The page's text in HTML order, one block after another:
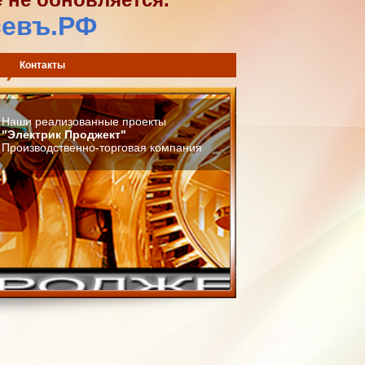
42-02
Контакты
Наши реализованные проекты
"Электрик Проджект"
Производственно-торговая компания